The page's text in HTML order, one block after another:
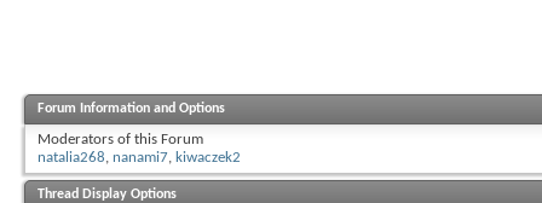
Forum Information and Options
Moderators of this Forum
natalia268, nanami7, kiwaczek2
Thread Display Options